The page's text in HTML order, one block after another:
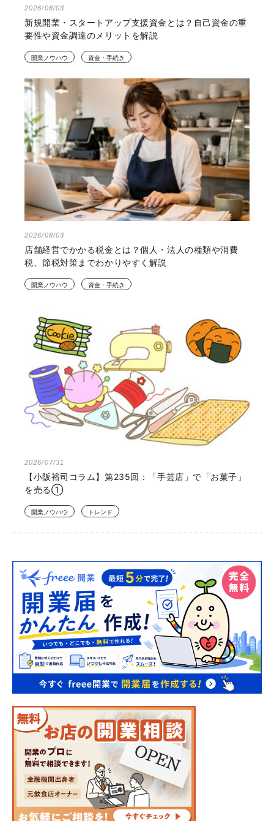
2026/08/03
新規開業・スタートアップ支援資金とは？自己資金の重
要性や資金調達のメリットを解説
開業ノウハウ 資金・手続き
2026/08/03
店舗経営でかかる税金とは？個人・法人の種類や消費
税、節税対策までわかりやすく解説
開業ノウハウ 資金・手続き
2026/07/31
【小阪裕司コラム】第235回：「手芸店」で「お菓子」
を売る①
開業ノウハウ トレンド